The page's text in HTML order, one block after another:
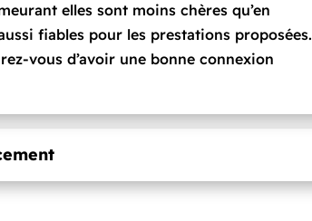
elles sont moins chères qu’en
fiables pour les prestations proposées.
vous d’avoir une bonne connexion